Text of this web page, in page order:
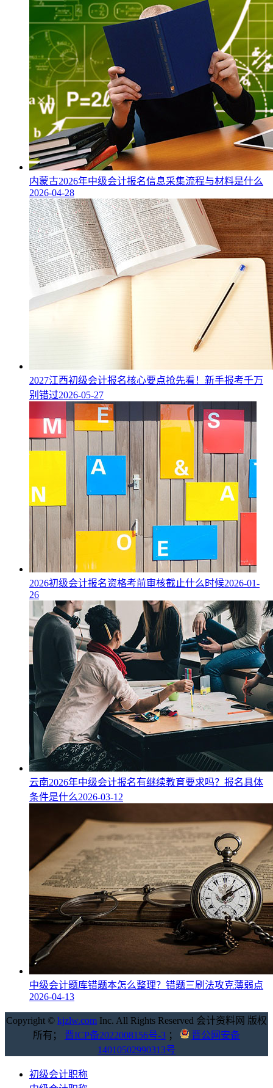
内蒙古2026年中级会计报名信息采集流程与材料是什么
2026-04-28
2027江西初级会计报名核心要点抢先看！新手报考千万
别错过2026-05-27
2026初级会计报名资格考前审核截止什么时候2026-01-
26
云南2026年中级会计报名有继续教育要求吗？报名具体
条件是什么2026-03-12
中级会计题库错题本怎么整理？错题三刷法攻克薄弱点
2026-04-13
Copyright © kjzlw.com Inc. All Rights Reserved 会计资料网 版权
所有； 晋ICP备2022008156号-3 ；
晋公网安备
14010502990313号
初级会计职称